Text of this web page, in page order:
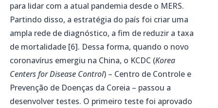
para lidar com a atual pandemia desde o MERS.
Partindo disso, a estratégia do país foi criar uma
ampla rede de diagnóstico, a fim de reduzir a taxa
de mortalidade [6]. Dessa forma, quando o novo
coronavírus emergiu na China, o KCDC (Korea
Centers for Disease Control) – Centro de Controle e
Prevenção de Doenças da Coreia – passou a
desenvolver testes. O primeiro teste foi aprovado